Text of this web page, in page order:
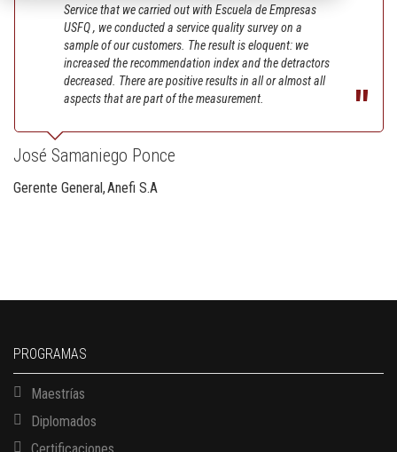
Service that we carried out with Escuela de Empresas
USFQ , we conducted a service quality survey on a
sample of our customers. The result is eloquent: we
increased the recommendation index and the detractors
decreased. There are positive results in all or almost all
aspects that are part of the measurement.
José Samaniego Ponce
Gerente General Anefi S.A
PROGRAMAS
Maestrías
Diplomados